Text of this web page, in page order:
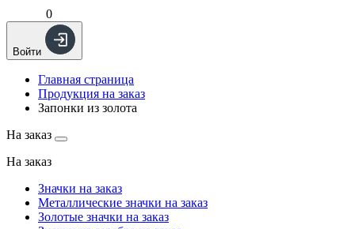
0
Войти
Главная страница
Продукция на заказ
Запонки из золота
На заказ
На заказ
Значки на заказ
Металлические значки на заказ
Золотые значки на заказ